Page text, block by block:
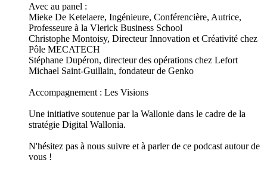
Avec au panel :
Mieke De Ketelaere, Ingénieure, Conférencière, Autrice,
Professeure à la Vlerick Business School
Christophe Montoisy, Directeur Innovation et Créativité chez
Pôle MECATECH
Stéphane Dupéron, directeur des opérations chez Lefort
Michael Saint-Guillain, fondateur de Genko
Accompagnement : Les Visions
Une initiative soutenue par la Wallonie dans le cadre de la
stratégie Digital Wallonia.
N'hésitez pas à nous suivre et à parler de ce podcast autour de
vous !